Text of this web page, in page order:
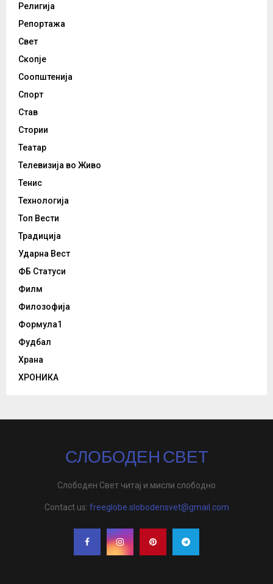
Религија
Репортажа
Свет
Скопје
Соопштенија
Спорт
Став
Стории
Театар
Телевизија во Живо
Тенис
Технологија
Топ Вести
Традиција
Ударна Вест
ФБ Статуси
Филм
Филозофија
Формула1
Фудбал
Храна
ХРОНИКА
СЛОБОДЕН СВЕТ
Слободен Свет читај и мисли слободно
Contact us: freeglobe.slobodensvet@gmail.com